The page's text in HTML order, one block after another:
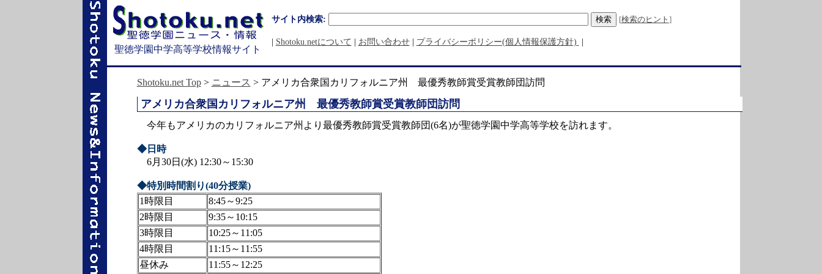
聖徳学園中学高等学校情報サイト
サイト内検索: [検索のヒント ]
| Shotoku.netについて | お問い合わせ| プライバシーポリシー(個人情報保護方針) |
Shotoku.net Top> ニュース > アメリカ合衆国カリフォルニア州 最優秀教師賞受賞教師団訪問
アメリカ合衆国カリフォルニア州 最優秀教師賞受賞教師団訪問
今年もアメリカのカリフォルニア州より最優秀教師賞受賞教師団(6名)が聖徳学園中学高等学校を訪れます。
◆日時
6月30日(水) 12:30～15:30
◆特別時間割り(40分授業)
1時限目
8:45～9:25
2時限目
9:35～10:15
3時限目
10:25～11:05
4時限目
11:15～11:55
昼休み
11:55～12:25